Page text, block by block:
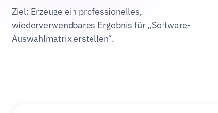
Ziel: Erzeuge ein professionelles,
wiederverwendbares Ergebnis für „Software-
Auswahlmatrix erstellen“.